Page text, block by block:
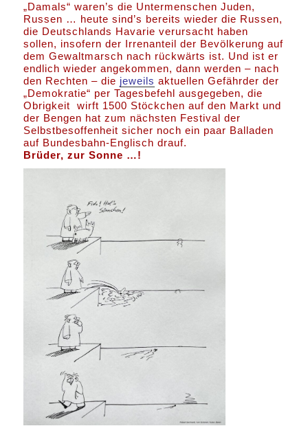
„Damals“ waren’s die Untermenschen Juden,
Russen … heute sind’s bereits wieder die Russen,
die Deutschlands Havarie verursacht haben
sollen, insofern der Irrenanteil der Bevölkerung auf
dem Gewaltmarsch nach rückwärts ist. Und ist er
endlich wieder angekommen, dann werden – nach
den Rechten – die jeweils aktuellen Gefährder der
„Demokratie“ per Tagesbefehl ausgegeben, die
Obrigkeit wirft 1500 Stöckchen auf den Markt und
der Bengen hat zum nächsten Festival der
Selbstbesoffenheit sicher noch ein paar Balladen
auf Bundesbahn-Englisch drauf.
Brüder, zur Sonne …!